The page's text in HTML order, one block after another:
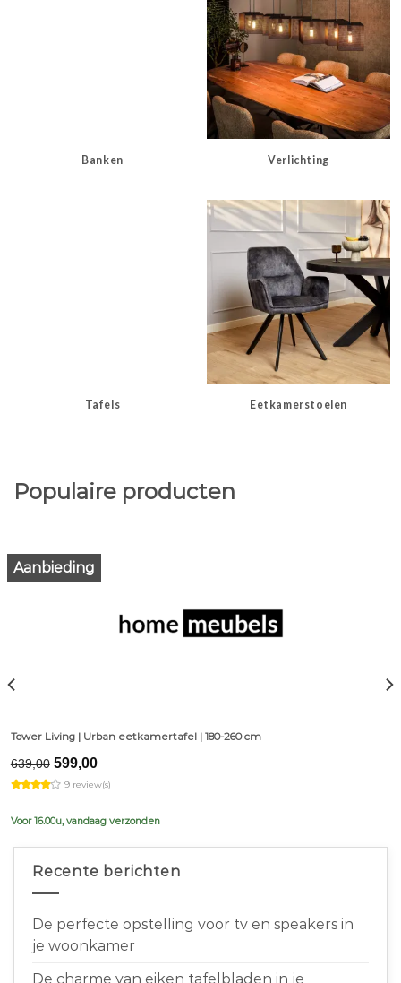
Banken Verlichting
Tafels Eetkamerstoelen
Populaire producten
Aanbieding
Tower Living | Urban eetkamertafel | 180-260 cm
639,00 Original
price
was:
599,00Current
is:
9 review(s)
Voor 16.00u, vandaag verzonden
Recente berichten
De perfecte opstelling voor tv en speakers in
je woonkamer
De charme van eiken tafelbladen in je